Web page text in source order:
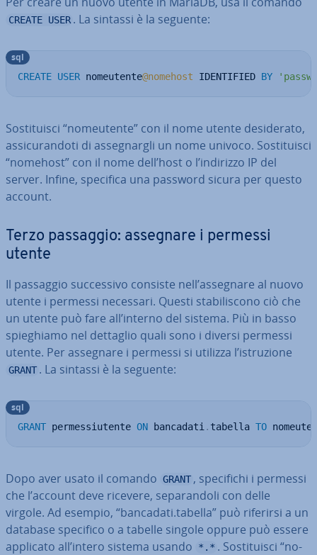
CREATE USER . La sintassi è la seguente:
CREATE USER nomeutente@nomehost IDENTIFIED BY
sql
So­sti­tui­sci “no­meu­ten­te” con il nome utente de­si­de­ra­to,
as­si­cu­ran­do­ti di as­se­gnar­gli un nome univoco. So­sti­tui­sci
“nomehost” con il nome dell’host o l’indirizzo IP del
server. Infine, specifica una password sicura per questo
account.
Terzo passaggio: assegnare i permessi
utente
Il passaggio suc­ces­si­vo consiste nell’assegnare al nuovo
utente i permessi necessari. Questi sta­bi­li­sco­no ciò che
un utente può fare all’interno del sistema. Più in basso
spie­ghia­mo nel dettaglio quali sono i diversi permessi
utente. Per assegnare i permessi si utilizza l’istru­zio­ne
GRANT . La sintassi è la seguente:
GRANT permessiutente ON bancadati . tabella TO
sql
Dopo aver usato il comando GRANT , spe­ci­fi­chi i permessi
che l’account deve ricevere, se­pa­ran­do­li con delle
virgole. Ad esempio, “bancadati.tabella” può riferirsi a un
database specifico o a tabelle singole oppure può essere
applicato all’intero sistema usando
*.* . So­sti­tui­sci “no­